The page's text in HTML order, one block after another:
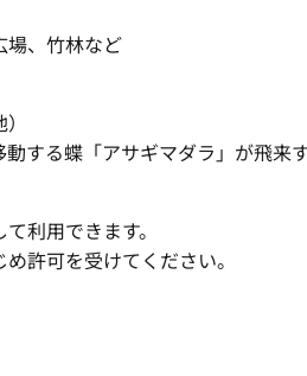
場、竹林など
する蝶「アサギマダラ」が飛来
利用できます。
許可を受けてください。